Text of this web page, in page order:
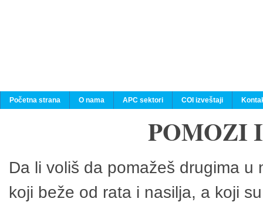
Početna strana O nama APC sektori COI izveštaji
POMOZI
Da li voliš da pomažeš drugima
koji beže od rata i nasilja, a koji